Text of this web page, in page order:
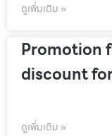
ดูเพิ่มเติม »
Promotion
discount
ดูเพิ่มเติม »